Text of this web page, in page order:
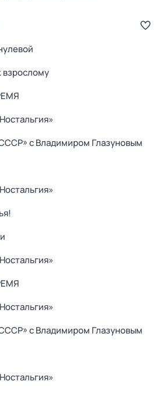
взрослому
с Владимиром Глазуновым
с Владимиром Глазуновым